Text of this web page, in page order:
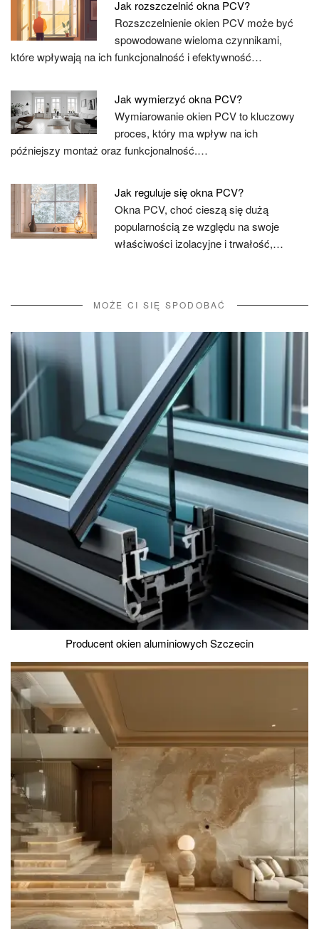
Jak rozszczelnić okna PCV?
Rozszczelnienie okien PCV może być
spowodowane wieloma czynnikami,
które wpływają na ich funkcjonalność i efektywność…
Jak wymierzyć okna PCV?
Wymiarowanie okien PCV to kluczowy
proces, który ma wpływ na ich
późniejszy montaż oraz funkcjonalność.…
Jak reguluje się okna PCV?
Okna PCV, choć cieszą się dużą
popularnością ze względu na swoje
właściwości izolacyjne i trwałość,…
MOŻE CI SIĘ SPODOBAĆ
Producent okien aluminiowych Szczecin